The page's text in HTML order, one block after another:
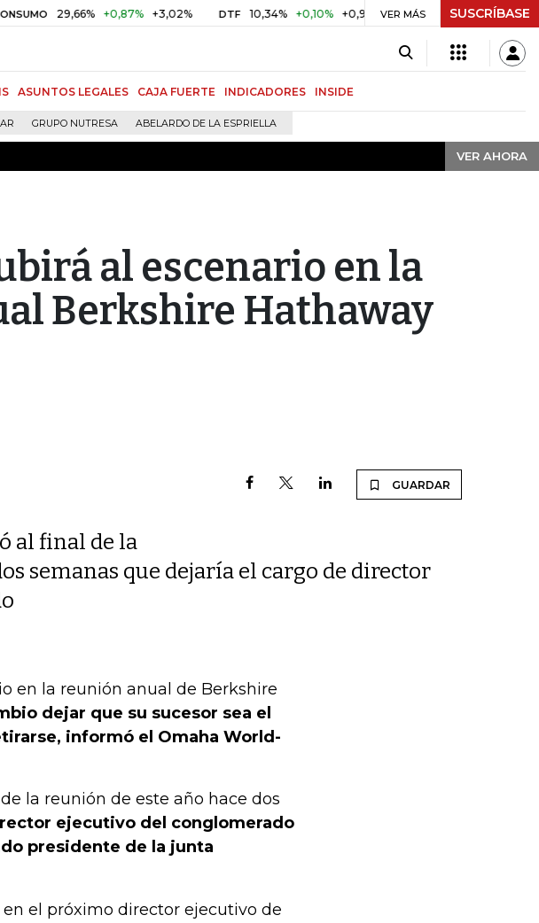
29,66% +0,87% +3,02% DTF 10,34% +0,10% +0,98% UVR $ 416,91 +$ 0,05 +0,01%
VER MÁS SUSCRÍBASE
ASUNTOS LEGALES CAJA FUERTE INDICADORES INSIDE
GRUPO NUTRESA ABELARDO DE LA ESPRIELLA
VER AHORA
VER AHORA
al escenario en la
Berkshire Hathaway
GUARDAR
al final de la
semanas que dejaría el cargo de director
en la reunión anual de Berkshire
dejar que su sucesor sea el
informó el Omaha World-
la reunión de este año hace dos
ejecutivo del conglomerado
presidente de la junta
en el próximo director ejecutivo de